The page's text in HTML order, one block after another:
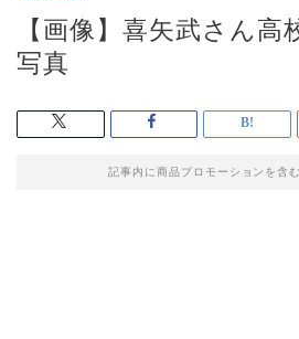
【画像】喜矢武さん高
写真
記事内に商品プロモーションを含